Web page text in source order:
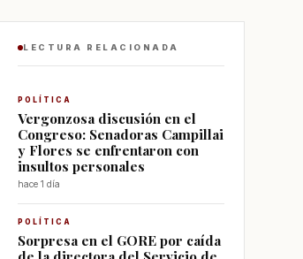
LECTURA RELACIONADA
POLÍTICA
Vergonzosa discusión en el
Congreso: Senadoras Campillai
y Flores se enfrentaron con
insultos personales
hace 1 día
POLÍTICA
Sorpresa en el GORE por caída